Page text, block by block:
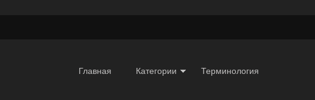
Главная Категории Терминология